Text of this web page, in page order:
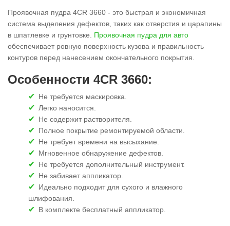
Проявочная пудра 4CR 3660 - это быстрая и экономичная
система выделения дефектов, таких как отверстия и царапины
в шпатлевке и грунтовке. Проявочная пудра для авто
обеспечивает ровную поверхность кузова и правильность
контуров перед нанесением окончательного покрытия.
Особенности 4CR 3660:
Не требуется маскировка.
Легко наносится.
Не содержит растворителя.
Полное покрытие ремонтируемой области.
Не требует времени на высыхание.
Мгновенное обнаружение дефектов.
Не требуется дополнительный инструмент.
Не забивает аппликатор.
Идеально подходит для сухого и влажного
шлифования.
В комплекте бесплатный аппликатор.